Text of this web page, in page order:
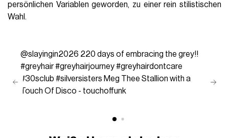
persönlichen Variablen geworden, zu einer rein stilistischen
Wahl.
@slayingin2026 220 days of embracing the grey!!
#greyhair#greyhairjourney#greyhairdontcare
#30sclub #silversisters Meg Thee Stallion with a
Touch Of Disco - touchoffunk